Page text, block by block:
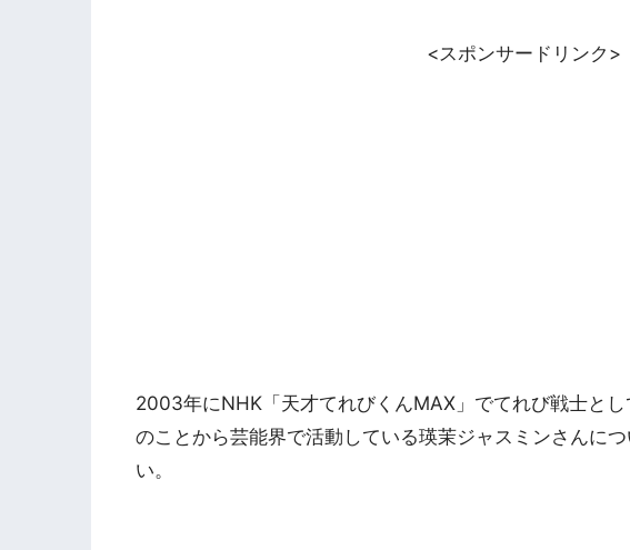
<スポンサードリンク>
2003年にNHK「天才てれびくんMAX」でてれび戦士と
のことから芸能界で活動している瑛茉ジャスミンさんに
い。